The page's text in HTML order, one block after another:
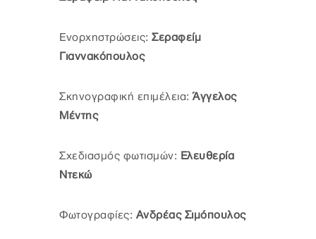
Ενορχηστρώσεις: Σεραφείμ
Γιαννακόπουλος
Σκηνογραφική επιμέλεια: Άγγελος
Μέντης
Σχεδιασμός φωτισμών: Ελευθερία
Ντεκώ
Φωτογραφίες: Ανδρέας Σιμόπουλος